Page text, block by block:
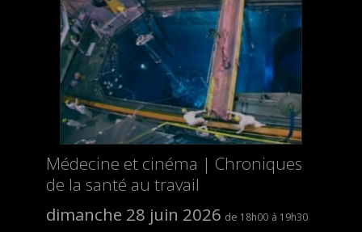
Médecine et cinéma | Chroniques
de la santé au travail
dimanche 28 juin 2026
18h00 19h30